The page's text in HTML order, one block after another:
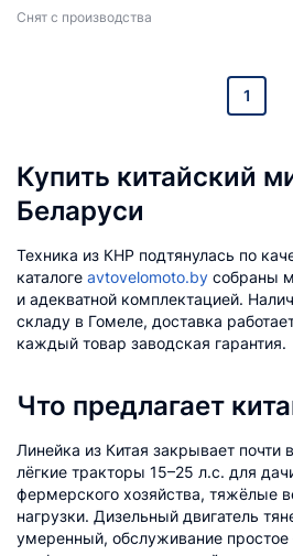
Снят с производства
1
Купить китайский
Беларуси
Техника из КНР подтянулась по
каталоге avtovelomoto.by собраны
и адекватной комплектацией.
складу в Гомеле, доставка
каждый товар заводская гарантия.
Что предлагает
Линейка из Китая закрывает почти
лёгкие тракторы 15–25 л.с. для
фермерского хозяйства, тяжёлые
нагрузки. Дизельный двигатель
умеренный, обслуживание простое